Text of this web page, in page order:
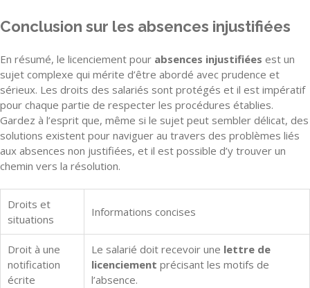
Conclusion sur les absences injustifiées
En résumé, le licenciement pour absences injustifiées est un
sujet complexe qui mérite d’être abordé avec prudence et
sérieux. Les droits des salariés sont protégés et il est impératif
pour chaque partie de respecter les procédures établies.
Gardez à l’esprit que, même si le sujet peut sembler délicat, des
solutions existent pour naviguer au travers des problèmes liés
aux absences non justifiées, et il est possible d’y trouver un
chemin vers la résolution.
Droits et
situations
Informations concises
Droit à une
notification
écrite
Le salarié doit recevoir une lettre de
licenciement précisant les motifs de
l’absence.